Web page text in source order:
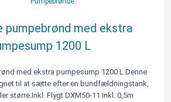
pumpebrønd med ekstra
1200 L
med ekstra pumpesump 1200 L Denne
til at sætte efter en bundfældningstank,
større.Inkl. Flygt DXM50-11.Inkl. 0,5m